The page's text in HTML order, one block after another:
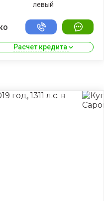
левый
Расчет кредита